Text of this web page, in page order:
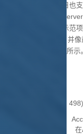
有人以为Access项目也
的表是真正的SQL
Access配套提供的示范
个简单视图为基础，并
所示